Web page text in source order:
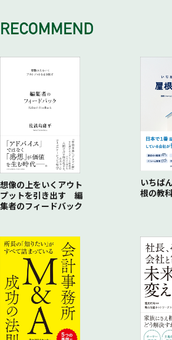
事務所を閉鎖しても解雇はできないので
人員削減を行うには……
遅刻、早退が多い社員を解雇させる方法
段階を踏まずに懲戒解雇をしたら無効か
始末書を提出させるとき
想像の上をいくアウト
プットを引き出す 編
集者のフィードバック
いちば
根の教